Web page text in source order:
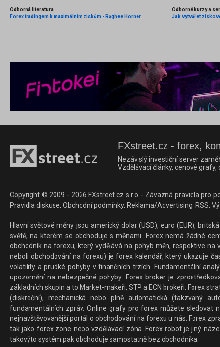
Odborná literatura
Forex tradingem k maximálním ziskům - Raghee Horner
Odborné kurzy a
Jak vytvářet
FXstreet.cz - forex,
Nezávislý investiční server
Vzdělávací články, cenové
Copyright © 2009 - 2026 FXstreet.cz s.r.o. - Závazná pravidla pro
Pravidla diskuse, Obchodní podmínky, Reklama/Advertising, RSS,
Hlavní světové měny jsou americký dolar (USD), euro (EUR),
světě, na kterém se obchoduje s měnami. Forex nemá žádné
obchodník na forexu, který vydělává na pohyb měn, respektive
neboli obchodování na forexu) je forex kalendář, který ukazuje
volatility a prudké pohyby v finančních trzích. Fundamentální
upozornění na nebezpečné pohyby. Forex broker je
základních skupin a to Market-makeři, STP a ECN brokeři. Forex
(diskreční), mechanická nebo plně automatická (takzvaný
fundamentálních zpráv. Online grafy pro forex můžete sledovat
nejnavštěvovanější portál o obchodování na forexu u nás. Forex
tak jako forex zone nebo vzdělávací zóna. Forex robot je jiný
takovýto systém pak obchoduje samostatně bez obchodníka.